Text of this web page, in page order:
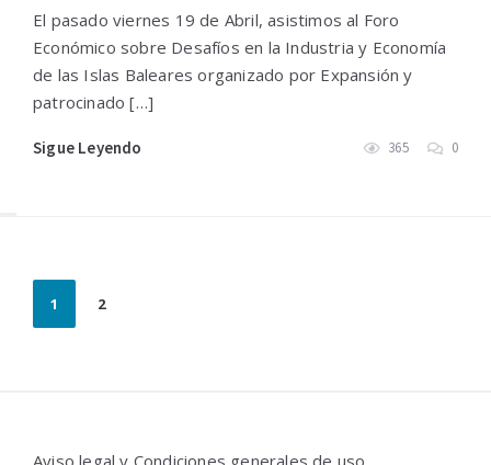
El pasado viernes 19 de Abril, asistimos al Foro
Económico sobre Desafíos en la Industria y Economía
de las Islas Baleares organizado por Expansión y
patrocinado […]
Sigue Leyendo 365 0
Paginación
de
1 2
Aviso legal y Condiciones generales de uso